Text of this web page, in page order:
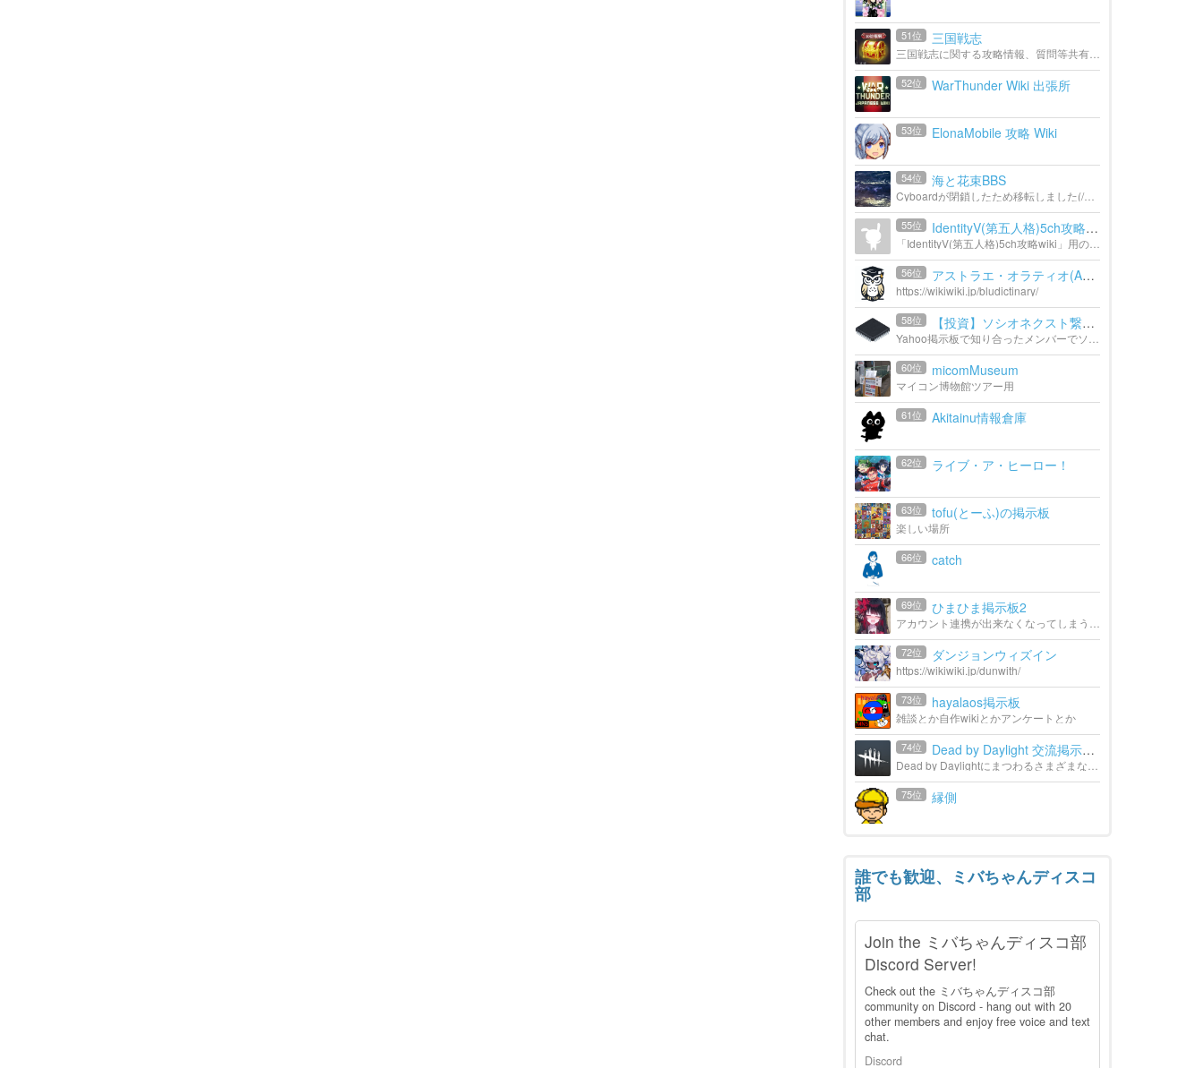
51位 三国戦志
52位 WarThunder Wiki 出張所
53位 ElonaMobile 攻略 Wiki
54位 海と花束BBS
Cyboardが閉鎖したため移転しました(/・ω・)/
55位 IdentityV(第五人格)5ch攻略wiki
56位 アストラエ・オラティオ(Astr...
https://wikiwiki.jp/bludictinary/
58位 【投資】ソシオネクスト繋が...
60位 micomMuseum
マイコン博物館ツアー用
61位 Akitainu情報倉庫
62位 ライブ・ア・ヒーロー！
63位 tofu(とーふ)の掲示板
楽しい場所
66位 catch
69位 ひまひま掲示板2
72位 ダンジョンウィズイン
https://wikiwiki.jp/dunwith/
73位 hayalaos掲示板
雑談とか自作wikiとかアンケートとか
74位 Dead by Daylight 交流掲示板
75位 縁側
誰でも歓迎、ミバちゃんディスコ
部
Join the ミバちゃんディスコ部
Discord Server!
Check out the ミバちゃんディスコ部
community on Discord - hang out with 20
other members and enjoy free voice and text
chat.
Discord